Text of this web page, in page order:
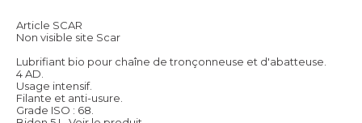
Article SCAR
Non visible site Scar
Lubrifiant bio pour chaîne de tronçonneuse et d'abatteuse.
4 AD.
Usage intensif.
Filante et anti-usure.
Grade ISO : 68.